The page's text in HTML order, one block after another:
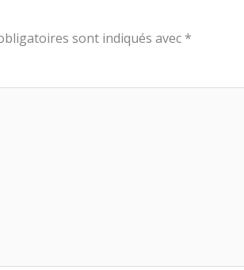
sont indiqués avec *